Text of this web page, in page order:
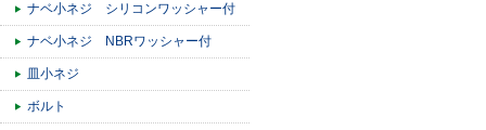
ナベ小ネジ シリコンワッシャー付
ナベ小ネジ NBRワッシャー付
皿小ネジ
ボルト